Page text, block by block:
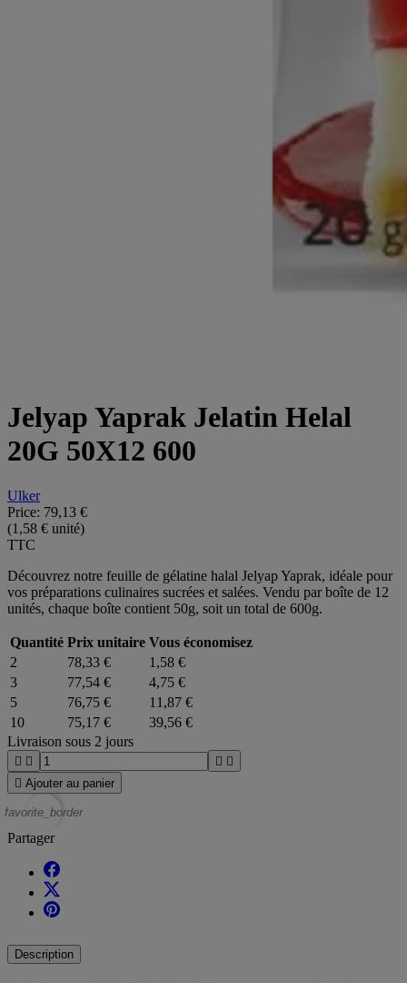
Jelyap Yaprak Jelatin Helal
20G 50X12 600
Ulker
Price: 79,13 €
(1,58 € unité)
TTC
Découvrez notre feuille de gélatine halal Jelyap Yaprak, idéale pour
vos préparations culinaires sucrées et salées. Vendu par boîte de 12
unités, chaque boîte contient 50g, soit un total de 600g.
Quantité Prix unitaire Vous économisez
2
78,33 €
1,58 €
3
77,54 €
4,75 €
5
76,75 €
11,87 €
10
75,17 €
39,56 €
Livraison sous 2 jours
   
 Ajouter au panier
favorite_border
Partager
Description